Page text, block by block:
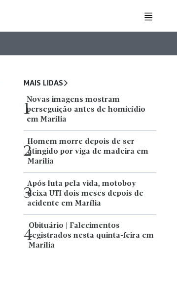
MAIS LIDAS
1
Novas imagens mostram
perseguição antes de homicídio
em Marília
2
Homem morre depois de ser
atingido por viga de madeira em
Marília
3
Após luta pela vida, motoboy
deixa UTI dois meses depois de
acidente em Marília
4
Obituário | Falecimentos
registrados nesta quinta-feira em
Marília